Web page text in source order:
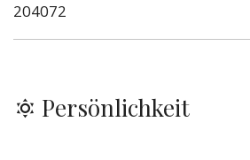
204072
Persönlichkeit